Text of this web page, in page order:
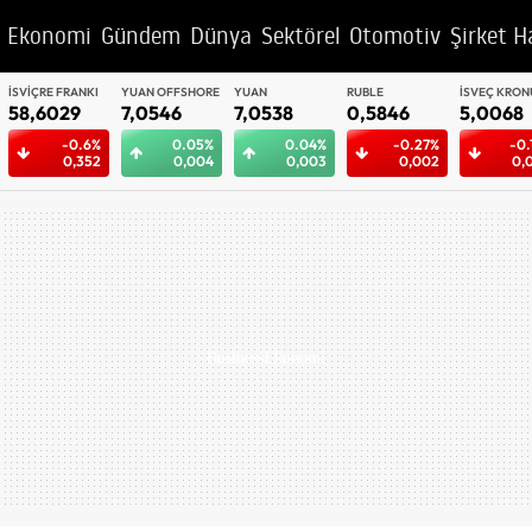
Ekonomi Gündem Dünya Sektörel Otomotiv Şirket
YUAN OFFSHORE
7,0546
0.05%
0,004
YUAN
7,0538
0.04%
0,003
RUBLE
0,5846
-0.27%
0,002
İSVEÇ KRONU
5,0068
-0.18%
0,009
BAE DIRHEMI
12,9598